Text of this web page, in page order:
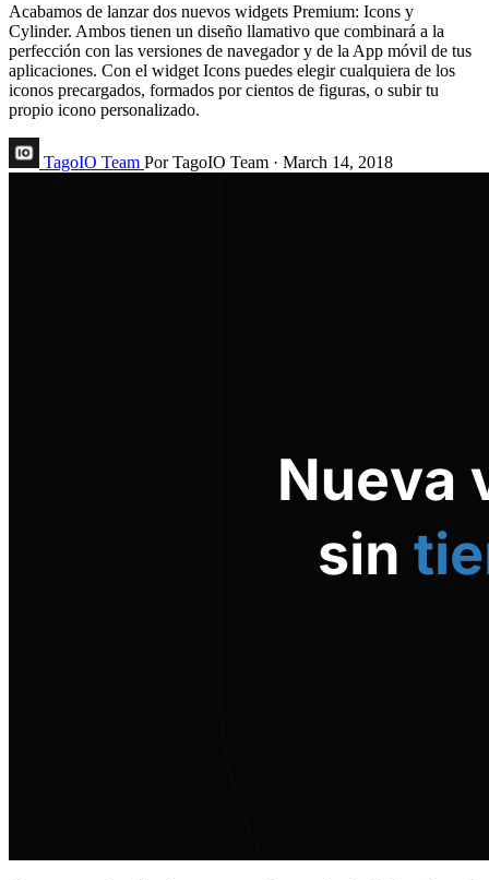
Acabamos de lanzar dos nuevos widgets Premium: Icons y
Cylinder. Ambos tienen un diseño llamativo que combinará a la
perfección con las versiones de navegador y de la App móvil de tus
aplicaciones. Con el widget Icons puedes elegir cualquiera de los
iconos precargados, formados por cientos de figuras, o subir tu
propio icono personalizado.
TagoIO Team Por TagoIO Team · March 14, 2018